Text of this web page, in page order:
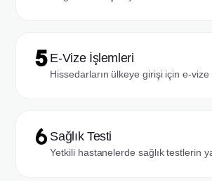
E-Vize İşlemleri
Hissedarların ülkeye girişi için e-vize
Sağlık Testi
Yetkili hastanelerde sağlık testlerin